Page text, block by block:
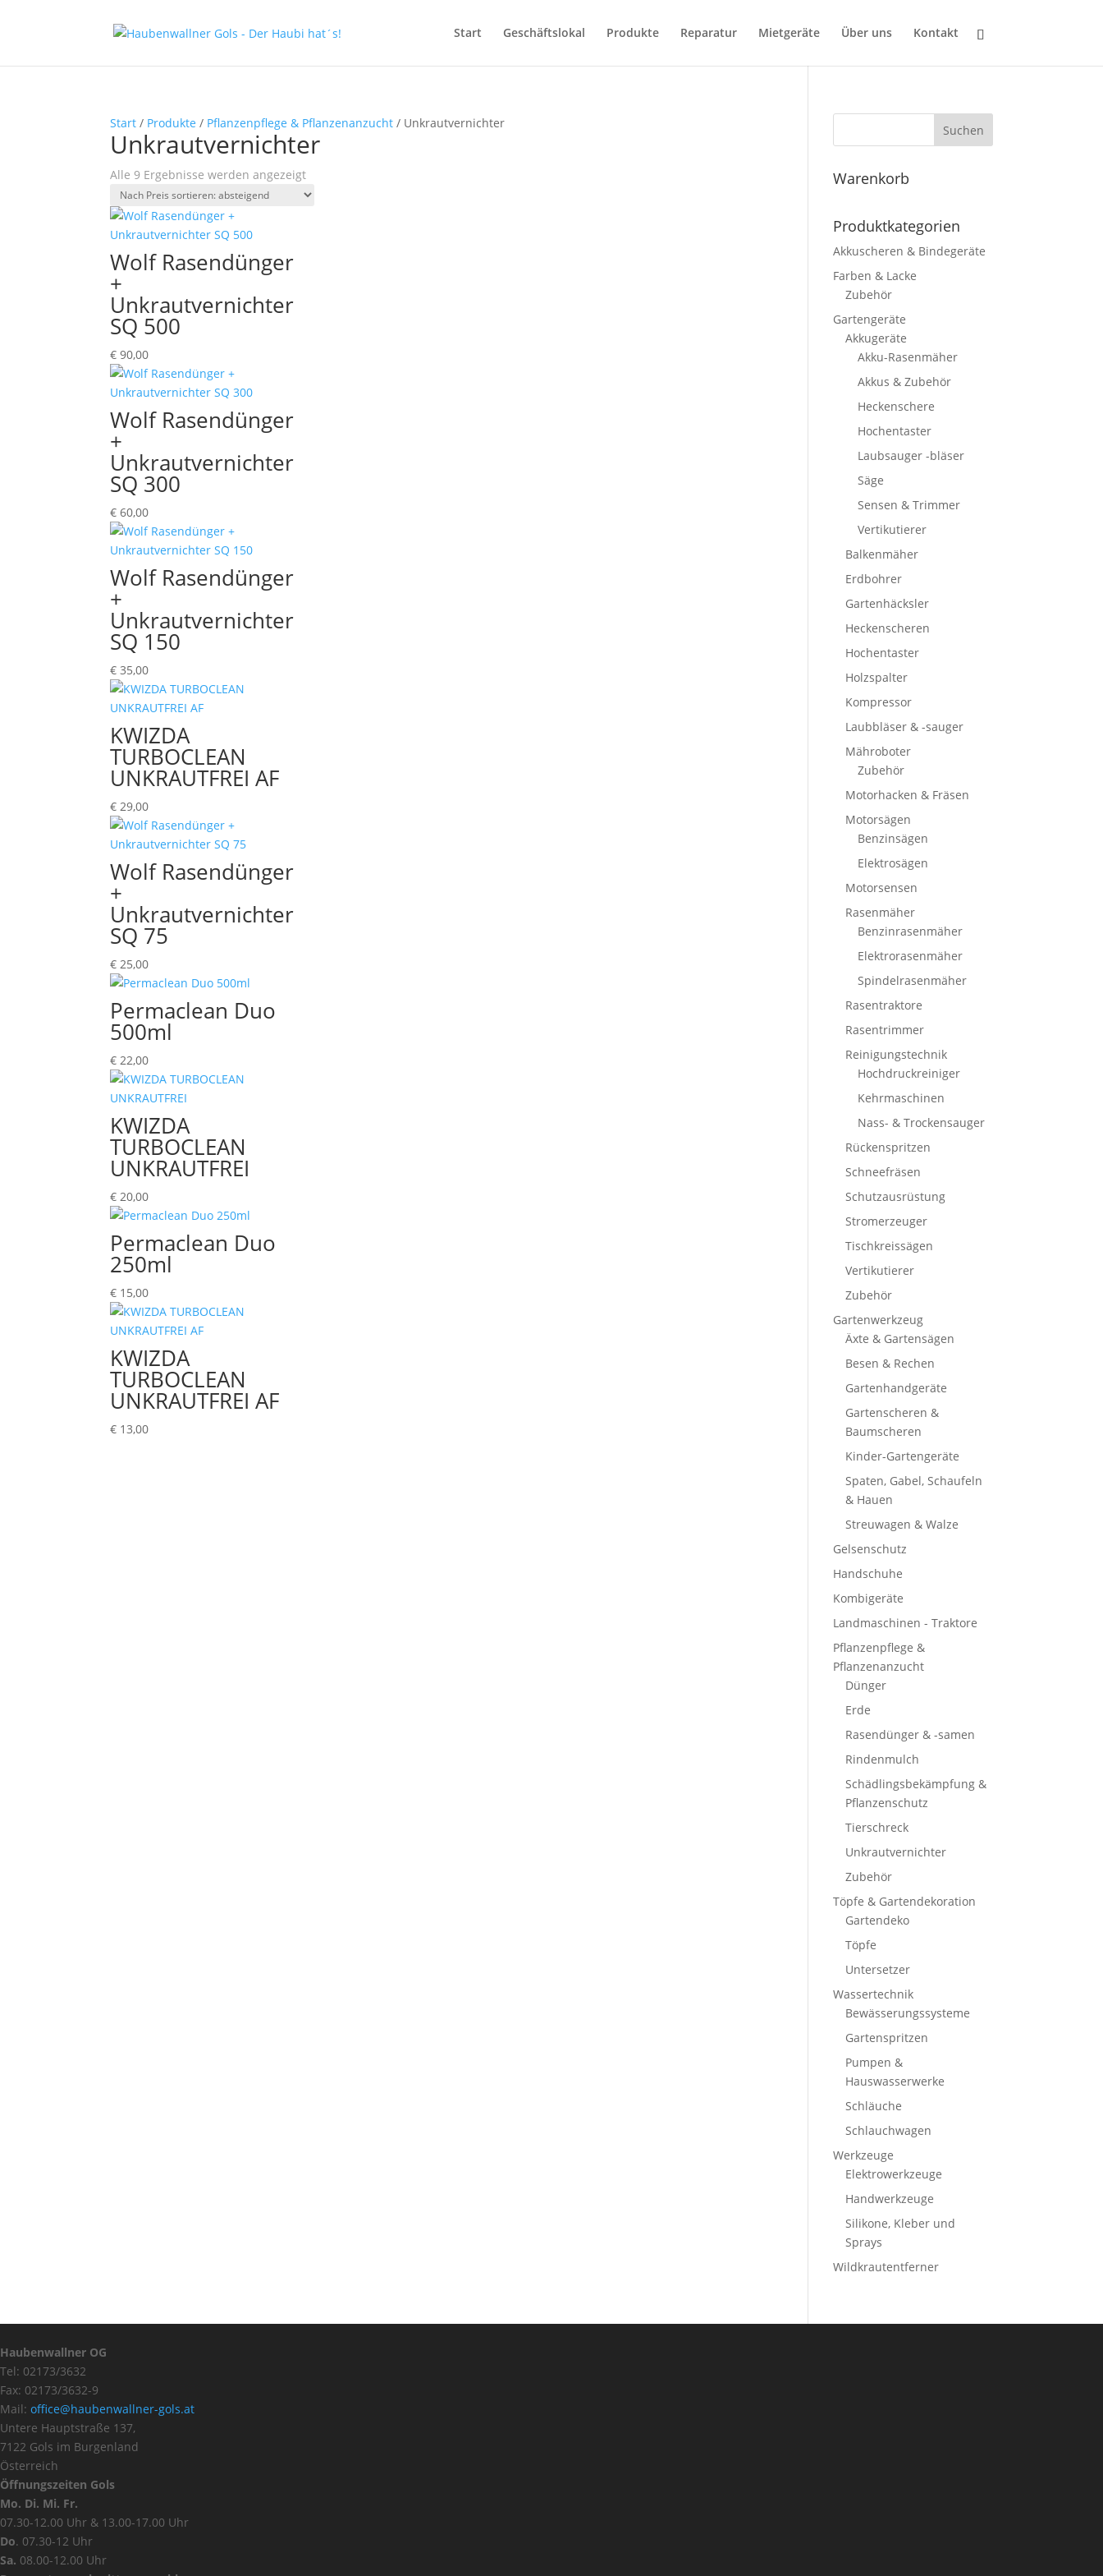
Start Geschäftslokal Produkte Reparatur Mietgeräte Über uns Kontakt
Start / Produkte / Pflanzenpflege & Pflanzenanzucht / Unkrautvernichter
Unkrautvernichter
Alle 9 Ergebnisse werden angezeigtNach
Preis
Wolf Rasendünger
+
Unkrautvernichter
SQ 500
€ 90,00
Wolf Rasendünger
+
Unkrautvernichter
SQ 300
€ 60,00
Wolf Rasendünger
+
Unkrautvernichter
SQ 150
€ 35,00
KWIZDA
TURBOCLEAN
UNKRAUTFREI AF
€ 29,00
Wolf Rasendünger
+
Unkrautvernichter
SQ 75
€ 25,00
Permaclean Duo
500ml
€ 22,00
KWIZDA
TURBOCLEAN
UNKRAUTFREI
€ 20,00
Permaclean Duo
250ml
€ 15,00
KWIZDA
TURBOCLEAN
UNKRAUTFREI AF
€ 13,00
Suchen
Warenkorb
Produktkategorien
Akkuscheren & Bindegeräte
Farben & Lacke
Zubehör
Gartengeräte
Akkugeräte
Akku-Rasenmäher
Akkus & Zubehör
Heckenschere
Hochentaster
Laubsauger -bläser
Säge
Sensen & Trimmer
Vertikutierer
Balkenmäher
Erdbohrer
Gartenhäcksler
Heckenscheren
Hochentaster
Holzspalter
Kompressor
Laubbläser & -sauger
Mähroboter
Zubehör
Motorhacken & Fräsen
Motorsägen
Benzinsägen
Elektrosägen
Motorsensen
Rasenmäher
Benzinrasenmäher
Elektrorasenmäher
Spindelrasenmäher
Rasentraktore
Rasentrimmer
Reinigungstechnik
Hochdruckreiniger
Kehrmaschinen
Nass- & Trockensauger
Rückenspritzen
Schneefräsen
Schutzausrüstung
Stromerzeuger
Tischkreissägen
Vertikutierer
Zubehör
Gartenwerkzeug
Äxte & Gartensägen
Besen & Rechen
Gartenhandgeräte
Gartenscheren &
Baumscheren
Kinder-Gartengeräte
Spaten, Gabel, Schaufeln
& Hauen
Streuwagen & Walze
Gelsenschutz
Handschuhe
Kombigeräte
Landmaschinen - Traktore
Pflanzenpflege &
Pflanzenanzucht
Dünger
Erde
Rasendünger & -samen
Rindenmulch
Schädlingsbekämpfung &
Pflanzenschutz
Tierschreck
Unkrautvernichter
Zubehör
Töpfe & Gartendekoration
Gartendeko
Töpfe
Untersetzer
Wassertechnik
Bewässerungssysteme
Gartenspritzen
Pumpen &
Hauswasserwerke
Schläuche
Schlauchwagen
Werkzeuge
Elektrowerkzeuge
Handwerkzeuge
Silikone, Kleber und
Sprays
Wildkrautentferner
Haubenwallner OG
Tel: 02173/3632
Fax: 02173/3632-9
Mail: office@haubenwallner-gols.at
Untere Hauptstraße 137,
7122 Gols im Burgenland
Österreich
Öffnungszeiten Gols
Mo. Di. Mi. Fr.
07.30-12.00 Uhr & 13.00-17.00 Uhr
Do. 07.30-12 Uhr
Sa. 08.00-12.00 Uhr